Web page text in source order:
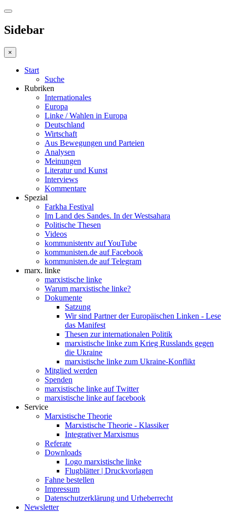
Sidebar
×
Start
Suche
Rubriken
Internationales
Europa
Linke / Wahlen in Europa
Deutschland
Wirtschaft
Aus Bewegungen und Parteien
Analysen
Meinungen
Literatur und Kunst
Interviews
Kommentare
Spezial
Farkha Festival
Im Land des Sandes. In der Westsahara
Politische Thesen
Videos
kommunistentv auf YouTube
kommunisten.de auf Facebook
kommunisten.de auf Telegram
marx. linke
marxistische linke
Warum marxistische linke?
Dokumente
Satzung
Wir sind Partner der Europäischen Linken - Lese
das Manifest
Thesen zur internationalen Politik
marxistische linke zum Krieg Russlands gegen
die Ukraine
marxistische linke zum Ukraine-Konflikt
Mitglied werden
Spenden
marxistische linke auf Twitter
marxistische linke auf facebook
Service
Marxistische Theorie
Marxistische Theorie - Klassiker
Integrativer Marxismus
Referate
Downloads
Logo marxistische linke
Flugblätter | Druckvorlagen
Fahne bestellen
Impressum
Datenschutzerklärung und Urheberrecht
Newsletter